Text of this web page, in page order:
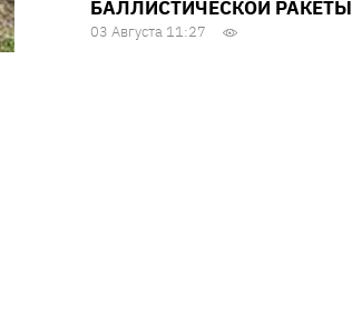
БАЛЛИСТИЧЕСКОЙ РАКЕТЫ
03 Августа 11:27